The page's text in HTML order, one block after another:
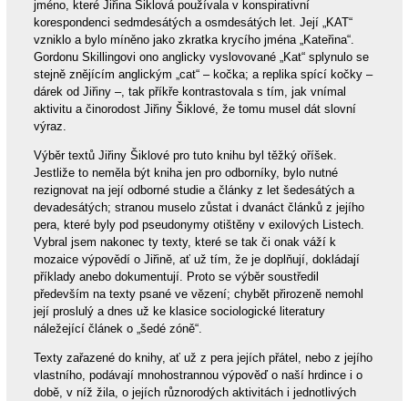
jméno, které Jiřina Šiklová používala v konspirativní
korespondenci sedmdesátých a osmdesátých let. Její „KAT“
vzniklo a bylo míněno jako zkratka krycího jména „Kateřina“.
Gordonu Skillingovi ono anglicky vyslovované „Kat“ splynulo se
stejně znějícím anglickým „cat“ – kočka; a replika spící kočky –
dárek od Jiřiny –, tak příkře kontrastovala s tím, jak vnímal
aktivitu a činorodost Jiřiny Šiklové, že tomu musel dát slovní
výraz.
Výběr textů Jiřiny Šiklové pro tuto knihu byl těžký oříšek.
Jestliže to neměla být kniha jen pro odborníky, bylo nutné
rezignovat na její odborné studie a články z let šedesátých a
devadesátých; stranou muselo zůstat i dvanáct článků z jejího
pera, které byly pod pseudonymy otištěny v exilových Listech.
Vybral jsem nakonec ty texty, které se tak či onak váží k
mozaice výpovědí o Jiřině, ať už tím, že je doplňují, dokládají
příklady anebo dokumentují. Proto se výběr soustředil
především na texty psané ve vězení; chybět přirozeně nemohl
její proslulý a dnes už ke klasice sociologické literatury
náležející článek o „šedé zóně“.
Texty zařazené do knihy, ať už z pera jejích přátel, nebo z jejího
vlastního, podávají mnohostrannou výpověď o naší hrdince i o
době, v níž žila, o jejích různorodých aktivitách i jednotlivých